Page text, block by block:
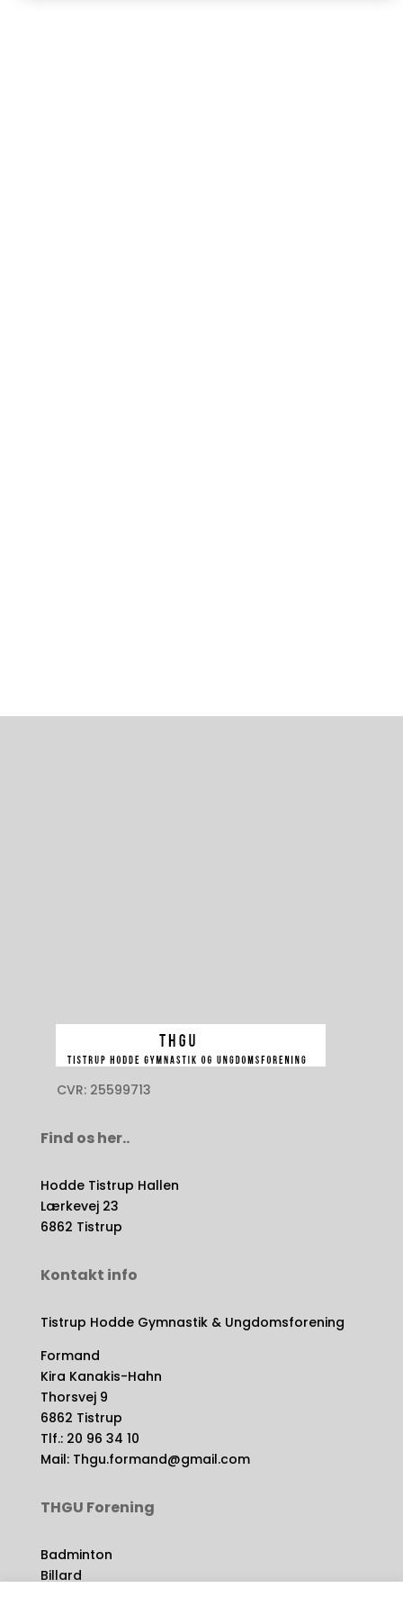
Kontakt for at komme til at spille:
Theodor Baun – 22790115
CVR: 25599713
Find os her..
Hodde Tistrup Hallen
Lærkevej 23
6862 Tistrup
Kontakt info
Tistrup Hodde Gymnastik & Ungdomsforening
Formand
Kira Kanakis-Hahn
Thorsvej 9
6862 Tistrup
Tlf.: 20 96 34 10
Mail: Thgu.formand@gmail.com
THGU Forening
Badminton
Billard